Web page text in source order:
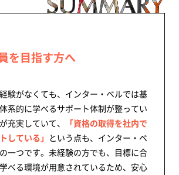
を目指す方へ
験がなくても、インター・ベルでは基
系的に学べるサポート体制が整ってい
充実していて、
「資格の取得を社内で
している」 という点も、インター・ベ
一つです。未経験の方でも、目標に合
べる環境が用意されているため、安心